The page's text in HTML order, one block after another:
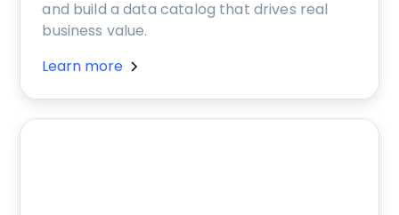
and build a data catalog that drives real
business value.
Learn more